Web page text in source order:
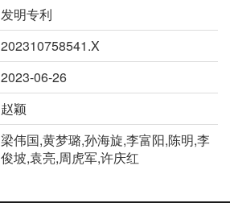
发明专利
202310758541.X
2023-06-26
赵颖
梁伟国,黄梦璐,孙海旋,李富阳,陈明,李
俊坡,袁亮,周虎军,许庆红